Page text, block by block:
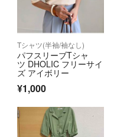
Tシャツ(半袖/袖なし)
パフスリーブTシャ
ツ DHOLIC フリーサイ
ズ アイボリー
¥1,000